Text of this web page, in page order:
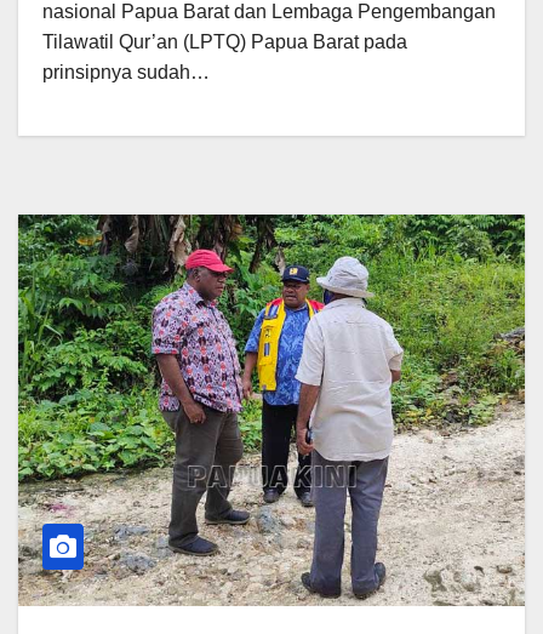
nasional Papua Barat dan Lembaga Pengembangan
Tilawatil Qur’an (LPTQ) Papua Barat pada
prinsipnya sudah…